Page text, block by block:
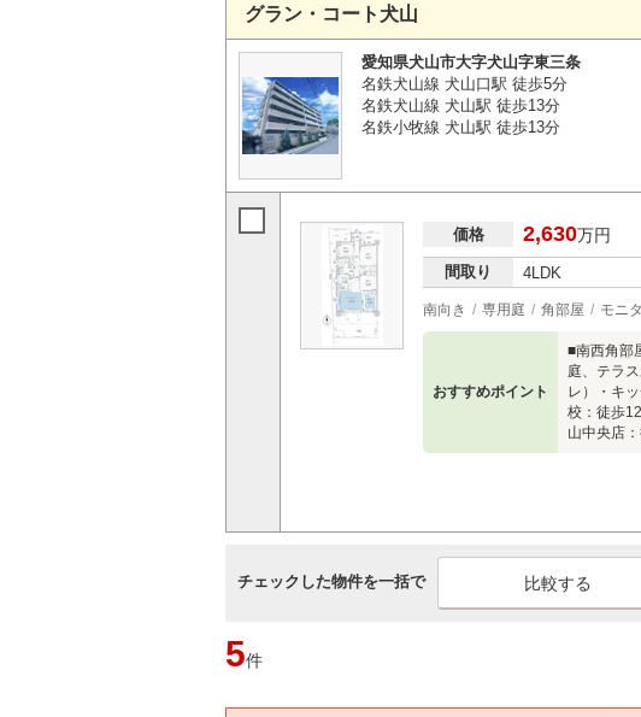
グラン・コート犬山
愛知県犬山市大字犬山字東三条
名鉄犬山線 犬山口駅 徒歩5分
名鉄犬山線 犬山駅 徒歩13分
名鉄小牧線 犬山駅 徒歩13分
価格 2,630万円
間取り 4LDK
南向き 専用庭 角部屋 モニ
おすすめポイント
■南西角部
庭、テラ
レ）・キ
校：徒歩
山中央店
チェックした物件を一括で
5件